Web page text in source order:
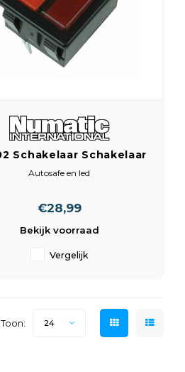
Schakelaar Schakelaar
regeling + led HI /
Autosafe en led
€28,99
Bekijk voorraad
Vergelijk
Toon: 24